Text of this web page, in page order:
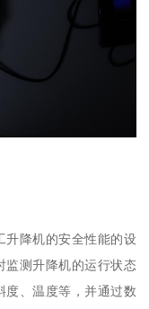
升降机的安全性能的设
监测升降机的运行状态
度、温度等，并通过数